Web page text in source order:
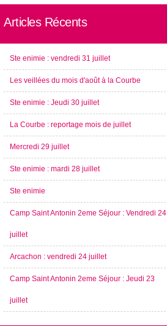
Articles Récents
Ste enimie : vendredi 31 juillet
Les veillées du mois d'août à la Courbe
Ste enimie : Jeudi 30 juillet
La Courbe : reportage mois de juillet
Mercredi 29 juillet
Ste enimie : mardi 28 juillet
Ste enimie
Camp Saint Antonin 2eme Séjour : Vendredi 24
juillet
Arcachon : vendredi 24 juillet
Camp Saint Antonin 2eme Séjour : Jeudi 23
juillet